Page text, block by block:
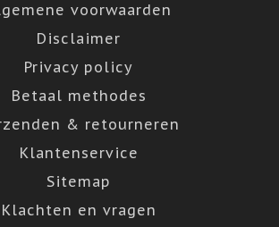
voorwaarden
Disclaimer
Privacy policy
Betaal methodes
& retourneren
Klantenservice
Sitemap
Klachten en vragen